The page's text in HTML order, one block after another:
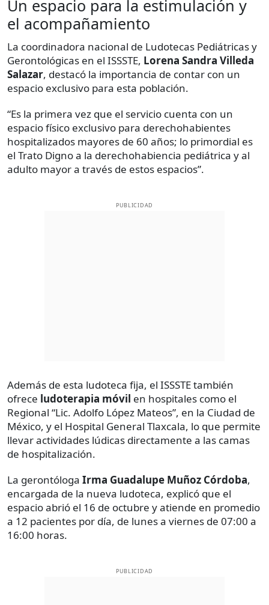
Un espacio para la estimulación y
el acompañamiento
La coordinadora nacional de Ludotecas Pediátricas y
Gerontológicas en el ISSSTE, Lorena Sandra Villeda
Salazar, destacó la importancia de contar con un
espacio exclusivo para esta población.
“Es la primera vez que el servicio cuenta con un
espacio físico exclusivo para derechohabientes
hospitalizados mayores de 60 años; lo primordial es
el Trato Digno a la derechohabiencia pediátrica y al
adulto mayor a través de estos espacios”.
PUBLICIDAD
Además de esta ludoteca fija, el ISSSTE también
ofrece ludoterapia móvil en hospitales como el
Regional “Lic. Adolfo López Mateos”, en la Ciudad de
México, y el Hospital General Tlaxcala, lo que permite
llevar actividades lúdicas directamente a las camas
de hospitalización.
La gerontóloga Irma Guadalupe Muñoz Córdoba,
encargada de la nueva ludoteca, explicó que el
espacio abrió el 16 de octubre y atiende en promedio
a 12 pacientes por día, de lunes a viernes de 07:00 a
16:00 horas.
PUBLICIDAD